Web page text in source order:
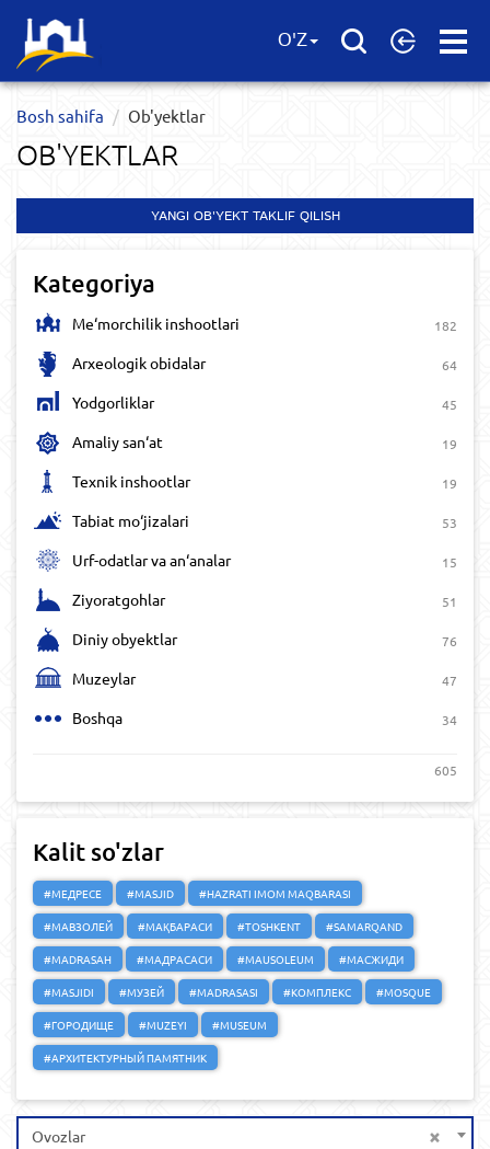
Open
O'Z
Bosh sahifa Ob'yektlar​
OB'YEKTLAR​
YANGI OB'YEKT TAKLIF QILISH
Kategoriya
Me‘morchilik inshootlari 182
Arxeologik obidalar 64
Yodgorliklar 45
Amaliy san‘at 19
Texnik inshootlar 19
Tabiat mo‘jizalari 53
Urf-odatlar va an‘analar 15
Ziyoratgohlar 51
Diniy obyektlar 76
Muzeylar 47
Boshqa 34
605
Kalit so'zlar
#МЕДРЕСЕ #MASJID
#HAZRATI IMOM MAQBARASI
#МАВЗОЛЕЙ
#МАҚБАРАСИ #TOSHKENT
#SAMARQAND
#MADRASAH
#МАДРАСАСИ #MAUSOLEUM
#МАСЖИДИ
#MASJIDI
#МУЗЕЙ #MADRASASI #КОМПЛЕКС
#MOSQUE
#ГОРОДИЩЕ
#MUZEYI
#MUSEUM
#АРХИТЕКТУРНЫЙ ПАМЯТНИК
×
Ovozlar